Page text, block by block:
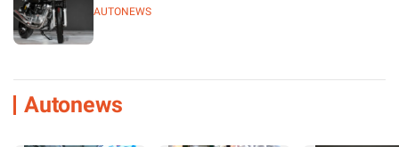
AUTONEWS
Autonews